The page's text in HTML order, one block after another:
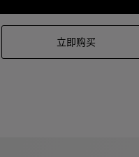
立即购买